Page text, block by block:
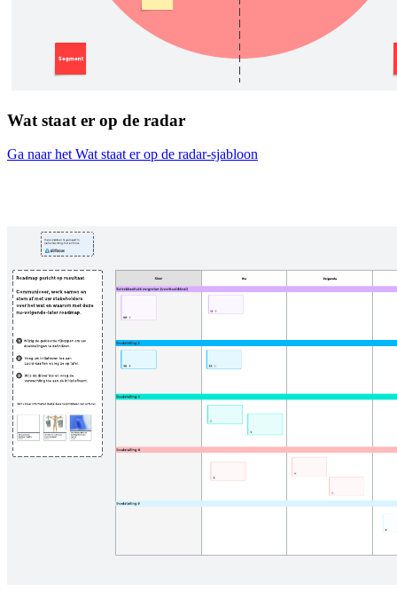
Wat staat er op de radar
Ga naar het Wat staat er op de radar-sjabloon